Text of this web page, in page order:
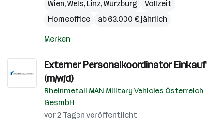
Wien,Wels, Linz,Würzburg
Vollzeit
Homeoffice
ab 63.000 € jährlich
Merken
Externer Personalkoordinator Einkauf
(m/w/d)
Rheinmetall MAN Military Vehicles Österreich
GesmbH
vor 2 Tagen veröffentlicht